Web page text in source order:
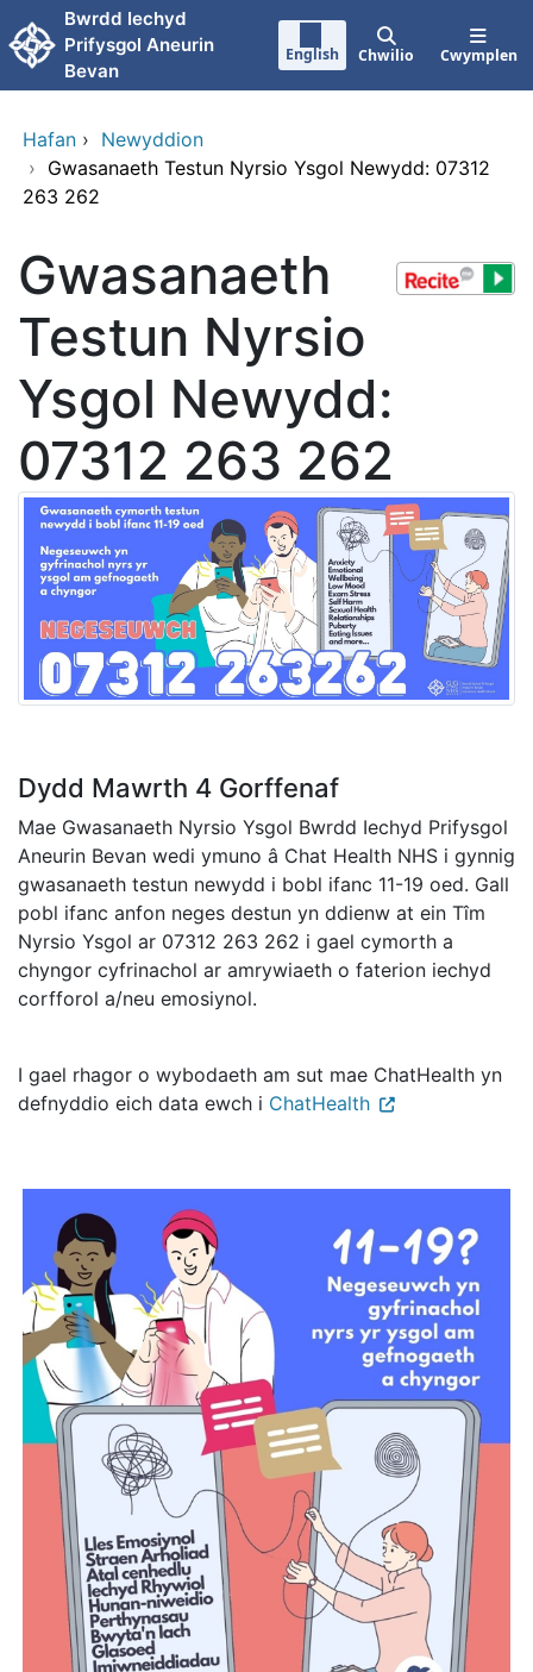
Neidio i'r prif gynnwy
Bwrdd Iechyd
Prifysgol Aneurin
Bevan
English Chwilio Cwymplen
Hafan › Newyddion
› Gwasanaeth Testun Nyrsio Ysgol Newydd: 07312
263 262
Gwasanaeth
Testun Nyrsio
Ysgol Newydd:
07312 263 262
Dydd Mawrth 4 Gorffenaf
Mae Gwasanaeth Nyrsio Ysgol Bwrdd Iechyd Prifysgol
Aneurin Bevan wedi ymuno â Chat Health NHS i gynnig
gwasanaeth testun newydd i bobl ifanc 11-19 oed. Gall
pobl ifanc anfon neges destun yn ddienw at ein Tîm
Nyrsio Ysgol ar 07312 263 262 i gael cymorth a
chyngor cyfrinachol ar amrywiaeth o faterion iechyd
corfforol a/neu emosiynol.
I gael rhagor o wybodaeth am sut mae ChatHealth yn
defnyddio eich data ewch i ChatHealth